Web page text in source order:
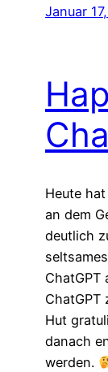
Januar
Heute
an dem
deutlich
ChatGPT
ChatGPT
Hut
danach
werden.